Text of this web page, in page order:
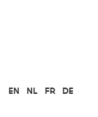
EN NL FR DE